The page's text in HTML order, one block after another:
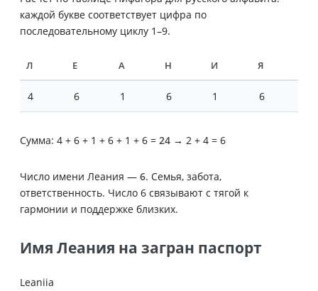
каждой букве соответствует цифра по
последовательному циклу 1–9.
Л Е А Н И Я
4 6 1 6 1 6
Сумма: 4 + 6 + 1 + 6 + 1 + 6 = 24 → 2 + 4 = 6
Число имени Леания — 6. Семья, забота,
ответственность. Число 6 связывают с тягой к
гармонии и поддержке близких.
Имя Леания на загран паспорт
Leaniia